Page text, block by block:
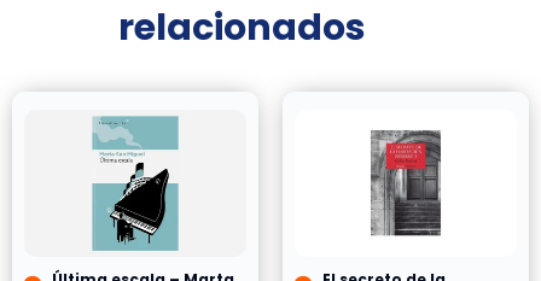
relacionados